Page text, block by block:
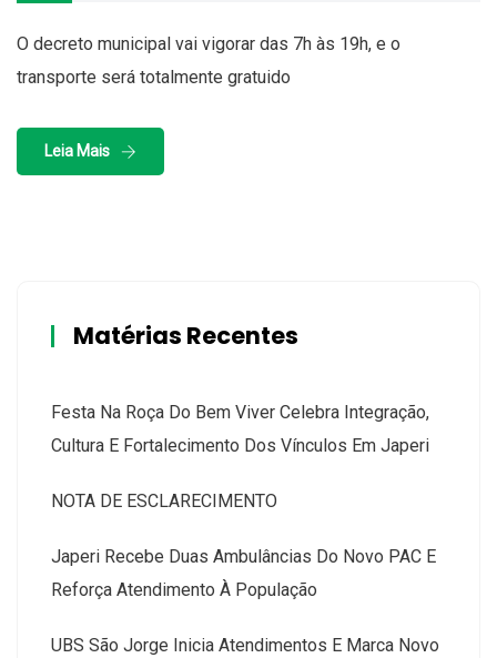
O decreto municipal vai vigorar das 7h às 19h, e o
transporte será totalmente gratuido
Leia Mais
Matérias Recentes
Festa Na Roça Do Bem Viver Celebra Integração,
Cultura E Fortalecimento Dos Vínculos Em Japeri
NOTA DE ESCLARECIMENTO
Japeri Recebe Duas Ambulâncias Do Novo PAC E
Reforça Atendimento À População
UBS São Jorge Inicia Atendimentos E Marca Novo